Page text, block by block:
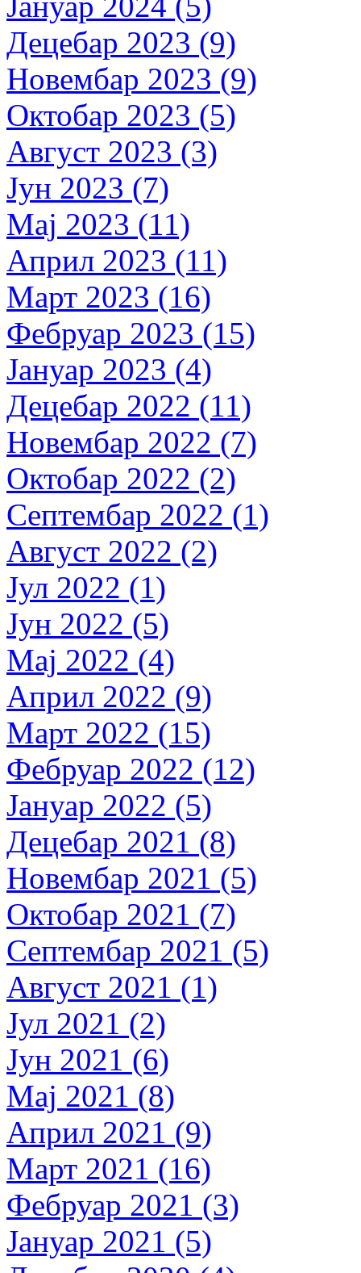
Децебар 2023 (9)
Новембар 2023 (9)
Октобар 2023 (5)
Август 2023 (3)
Јун 2023 (7)
Мај 2023 (11)
Април 2023 (11)
Март 2023 (16)
Фебруар 2023 (15)
Јануар 2023 (4)
Децебар 2022 (11)
Новембар 2022 (7)
Октобар 2022 (2)
Септембар 2022 (1)
Август 2022 (2)
Јул 2022 (1)
Јун 2022 (5)
Мај 2022 (4)
Април 2022 (9)
Март 2022 (15)
Фебруар 2022 (12)
Јануар 2022 (5)
Децебар 2021 (8)
Новембар 2021 (5)
Октобар 2021 (7)
Септембар 2021 (5)
Август 2021 (1)
Јул 2021 (2)
Јун 2021 (6)
Мај 2021 (8)
Април 2021 (9)
Март 2021 (16)
Фебруар 2021 (3)
Јануар 2021 (5)